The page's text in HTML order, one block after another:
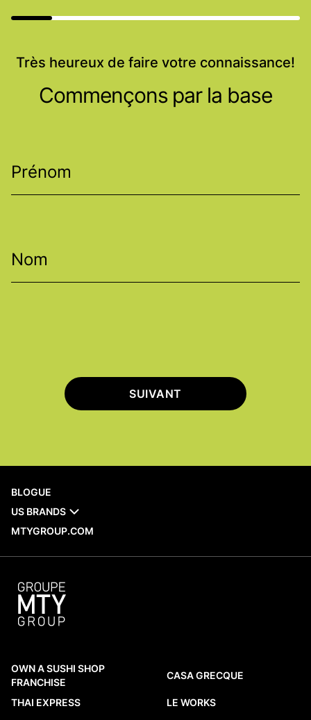
Très heureux de faire votre connaissance!
Commençons par la base
Prénom
Nom
SUIVANT
BLOGUE
US BRANDS
MTYGROUP.COM
OWN A SUSHI SHOP
FRANCHISE
THAI EXPRESS
CASA GRECQUE
LE WORKS